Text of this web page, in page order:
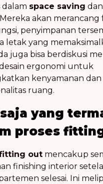
dalam space saving dan
Mereka akan
penyimpanan
letak yang
juga bisa berdiskusi
ergonomi untuk
kenyamanan dan
ruang.
yang
proses
out mencakup
finishing interior
selesai. Ini